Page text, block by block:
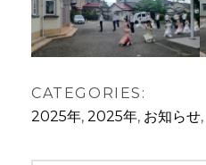
CATEGORIES:
2025年, 2025年, お知らせ,